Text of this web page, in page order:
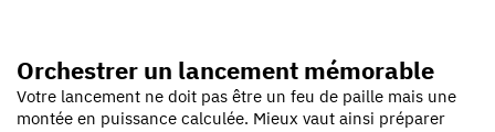
Orchestrer un lancement mémorable
Votre lancement ne doit pas être un feu de paille mais une
montée en puissance calculée. Mieux vaut ainsi préparer